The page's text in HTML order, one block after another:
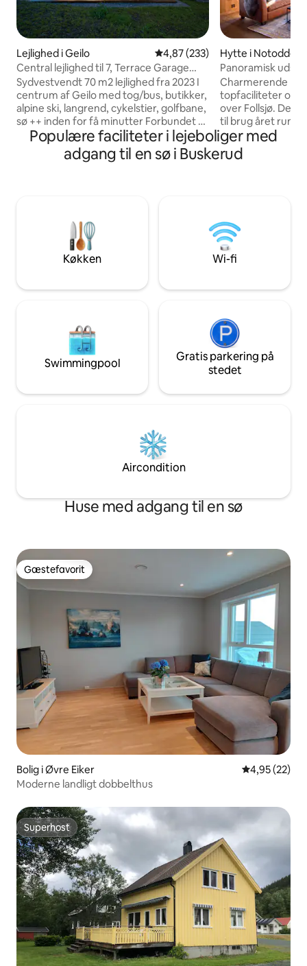
Lejlighed i Geilo 4,87 ud af 5 i gennemsnitlig
4,87 (233)
Central lejlighed til 7, Terrace Garage
Smart TV
Sydvestvendt 70 m2 lejlighed fra 2023 I
centrum af Geilo med tog/bus, butikker,
alpine ski, langrend, cykelstier, golfbane,
sø ++ inden for få minutter Forbundet til
hotel med restaurant, bar ++ Adgang til
swimmingpool, boblebad, sauna,
fitnesscenter, legerum Tilgængelig hele
Gratis parkering i garagen Opladning af
elbil (omkostninger) Gulvvarme i alle
rum Wi-fi Stort tv med streaming
Lydsystem
Hytte i Notodden
Panoramisk
Charmerende
topfaciliteter og
over Follsjø. Det
til brug året
fra Oslo. Fra
timers kørsel.
nærhed til
fuldt udstyret,
Sengetøj og
€ per person.
Populære faciliteter i lejeboliger med
adgang til en sø i Buskerud
Køkken Wi-fi
Swimmingpool
Gratis parkering på
stedet
Aircondition
Huse med adgang til en sø
Gæstefavorit
Gæstefavorit
Bolig i Øvre Eiker 4,95 ud af 5 i
4,95 (22)
Moderne landligt dobbelthus
Superhost
Superhost